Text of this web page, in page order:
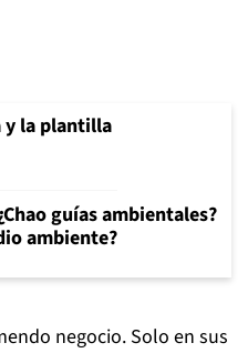
y la plantilla
guías ambientales?
ambiente?
negocio. Solo en sus